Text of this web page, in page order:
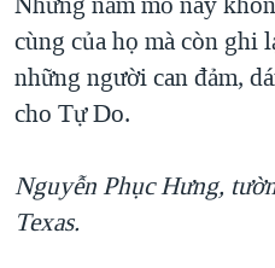
cùng của họ mà còn ghi
những người can đảm,
cho Tự Do.
Nguyễn Phục Hưng,
Texas.